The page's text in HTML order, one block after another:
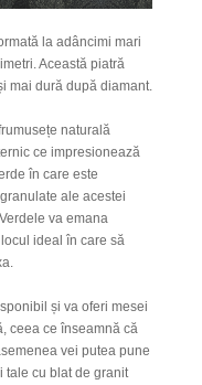
la adâncimi mari
Această piatră
mai dură după diamant.
naturală
ce impresionează
în care este
ale acestei
va emana
ideal în care să
și va oferi mesei
ceea ce înseamnă că
vei putea pune
tale cu blat de granit